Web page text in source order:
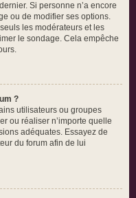
Si personne n’a encore
ou de modifier ses options.
les modérateurs et les
le sondage. Cela empêche
?
utilisateurs ou groupes
ou réaliser n’importe quelle
adéquates. Essayez de
du forum afin de lui